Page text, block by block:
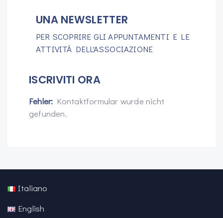
UNA NEWSLETTER
PER SCOPRIRE GLI APPUNTAMENTI E LE
ATTIVITÀ DELL'ASSOCIAZIONE
ISCRIVITI ORA
Fehler: Kontaktformular wurde nicht
gefunden.
Italiano
English